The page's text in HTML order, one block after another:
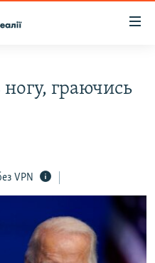
граючись
VPN